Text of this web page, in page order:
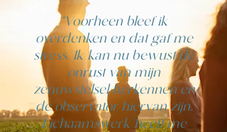
“Voorheen bleef ik
overdenken en dat gaf me
stress. Ik kan nu bewust de
onrust van mijn
zenuwstelsel herkennen en
de observator hiervan zijn.
Lichaamswerk heeft me